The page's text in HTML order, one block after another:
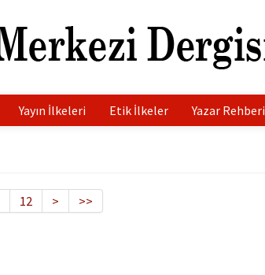
Yayın İlkeleri Etik İlkeler Yazar Rehberi
12 > >>